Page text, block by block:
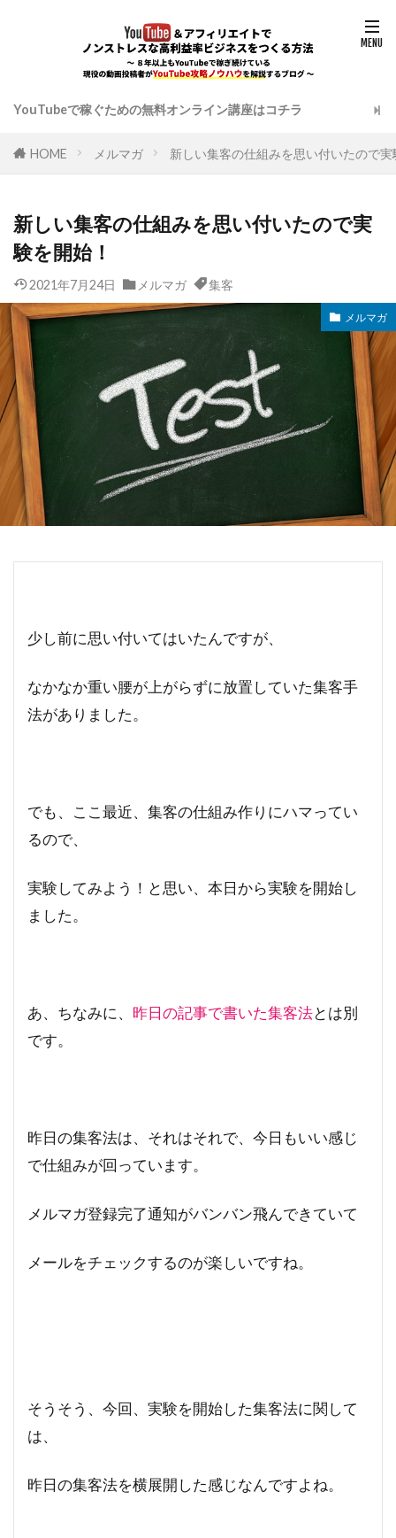
YouTubeで稼ぐための無料オンライン講座はコチラ
HOME メルマガ 新しい集客の仕組みを思い付いたので
新しい集客の仕組みを思い付いたので実
験を開始！
2021年7月24日 メルマガ 集客
メルマガ
少し前に思い付いてはいたんですが、
なかなか重い腰が上がらずに放置していた集客手
法がありました。
でも、ここ最近、集客の仕組み作りにハマってい
るので、
実験してみよう！と思い、本日から実験を開始し
ました。
あ、ちなみに、 昨日の記事で書いた集客法とは別
です。
昨日の集客法は、それはそれで、今日もいい感じ
で仕組みが回っています。
メルマガ登録完了通知がバンバン飛んできていて
メールをチェックするのが楽しいですね。
そうそう、今回、実験を開始した集客法に関して
は、
昨日の集客法を横展開した感じなんですよね。